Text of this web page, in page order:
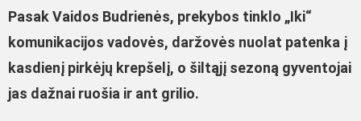
Pasak Vaidos Budrienės, prekybos tinklo „Iki“
komunikacijos vadovės, daržovės nuolat patenka į
kasdienį pirkėjų krepšelį, o šiltąjį sezoną gyventojai
jas dažnai ruošia ir ant grilio.